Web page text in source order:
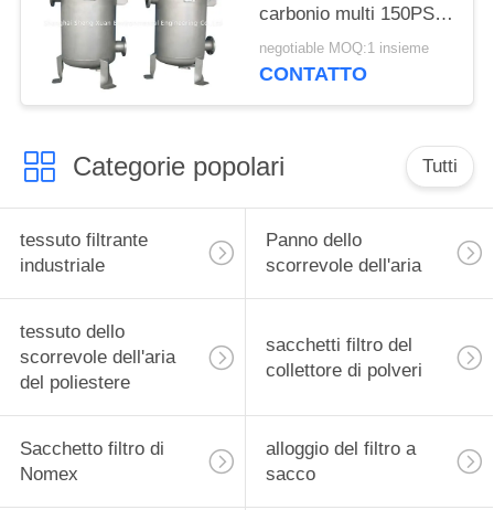
carbonio multi 150PSI
d'abitazione
negotiable MOQ:1 insieme
CONTATTO
Categorie popolari Tutti
tessuto filtrante
industriale
Panno dello
scorrevole dell'aria
tessuto dello
scorrevole dell'aria
del poliestere
sacchetti filtro del
collettore di polveri
Sacchetto filtro di
Nomex
alloggio del filtro a
sacco